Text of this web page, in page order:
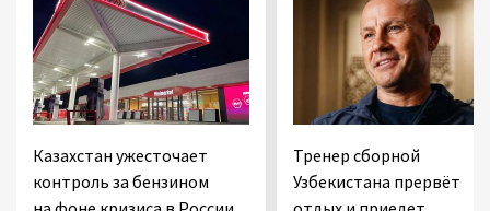
Казахстан ужесточает
контроль за бензином
Тренер сборной
Узбекистана прервёт